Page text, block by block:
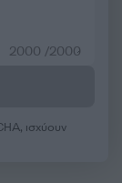
2000 /2000
ισχύουν